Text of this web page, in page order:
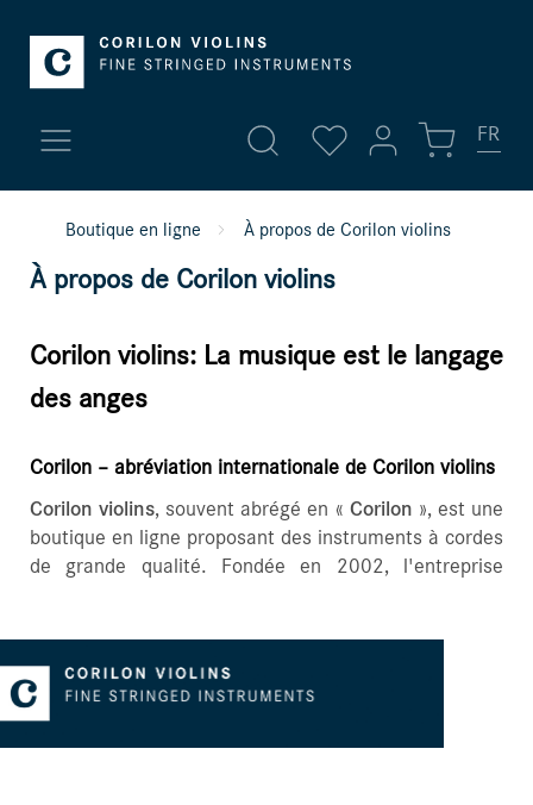
FR
Se connecter
Mon compte
Adresses
Changer mode paiement
Mes commandes
Nouveaux ajouts
Violoncelles
Violons d'enfants
Archets violon
Boutique en ligne À propos de Corilon violins
À propos de Corilon violins
Corilon violins: La musique est le langage
des anges
Corilon – abréviation internationale de Corilon violins
Corilon violins, souvent abrégé en « Corilon », est une
boutique en ligne proposant des instruments à cordes
de grande qualité. Fondée en 2002, l'entreprise